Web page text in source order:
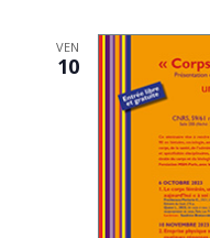
VEN
10